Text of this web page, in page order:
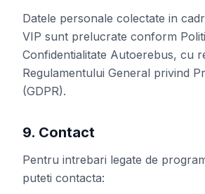
Datele personale colectate in
VIP sunt prelucrate conform
Confidentialitate Autoerebus, cu
Regulamentului General privind
(GDPR).
9. Contact
Pentru intrebari legate de
puteti contacta: